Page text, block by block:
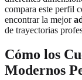
compara este perfil
encontrar la mejor
de trayectorias
Cómo los
Modernos